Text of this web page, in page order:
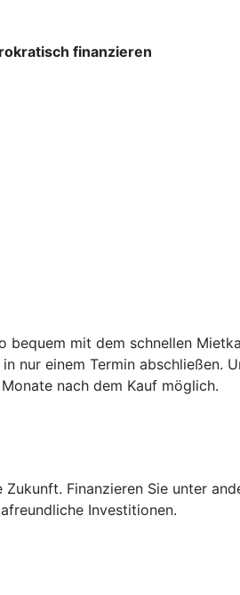
finanzieren
mit dem schnellen
nur einem Termin
nach dem Kauf möglich.
Finanzieren Sie unter
Investitionen.